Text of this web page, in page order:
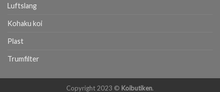
Luftslang
Kohaku koi
Plast
Trumfilter
Copyright 2023 © Koibutiken.